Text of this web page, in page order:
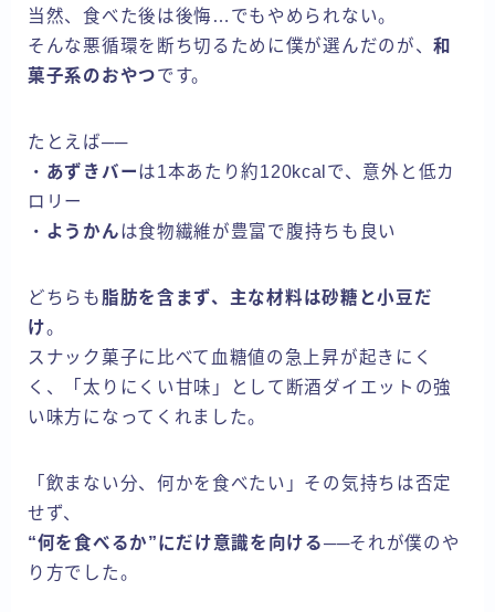
当然、食べた後は後悔…でもやめられない。
そんな悪循環を断ち切るために僕が選んだのが、和
菓子系のおやつです。
たとえば──
・ あずきバーは1本あたり約120kcalで、意外と低カ
ロリー
・ ようかんは食物繊維が豊富で腹持ちも良い
どちらも 脂肪を含まず、主な材料は砂糖と小豆だ
け。
スナック菓子に比べて血糖値の急上昇が起きにく
く、「太りにくい甘味」として断酒ダイエットの強
い味方になってくれました。
「飲まない分、何かを食べたい」その気持ちは否定
せず、
“何を食べるか”にだけ意識を向ける──それが僕のや
り方でした。